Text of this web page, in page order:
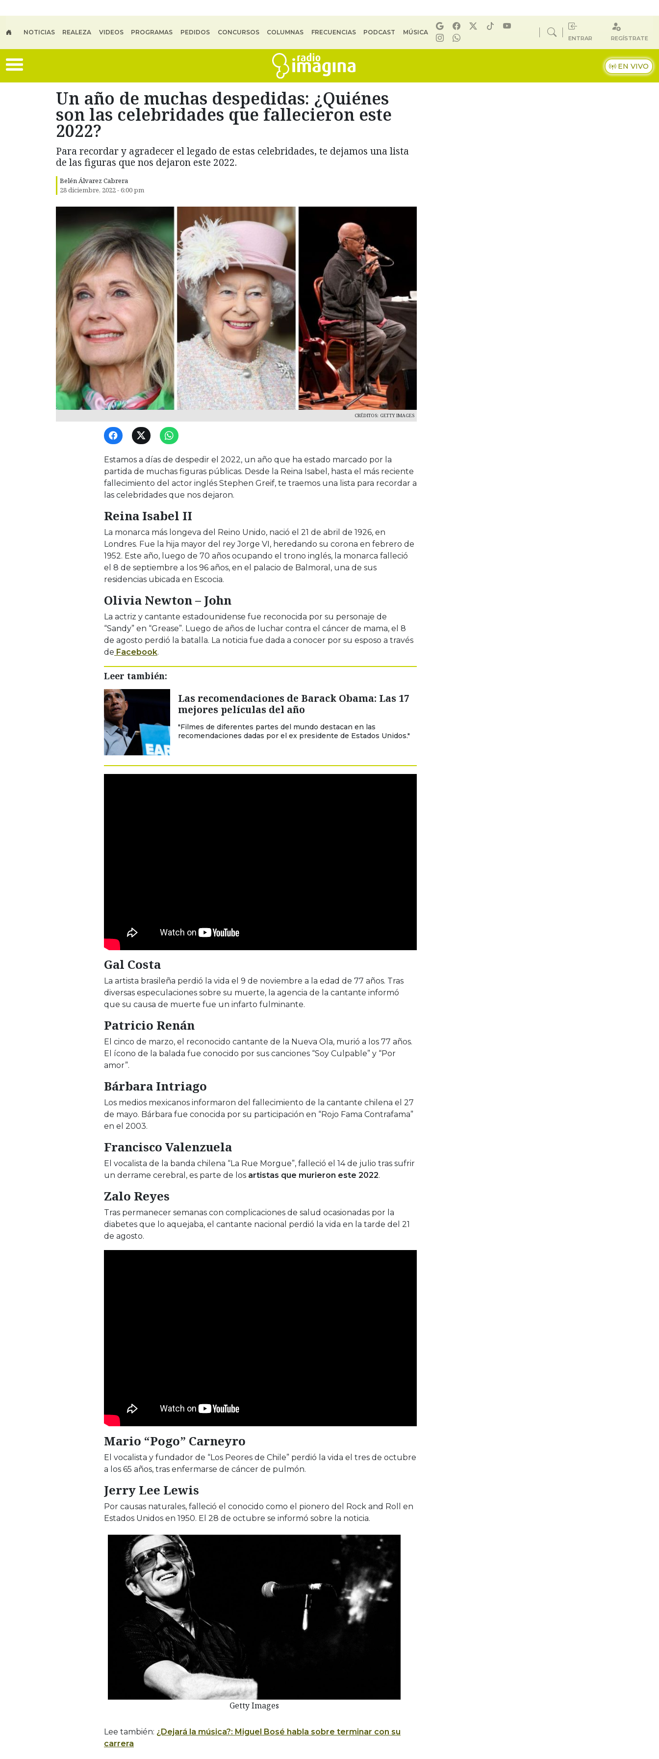
NOTICIAS REALEZA VIDEOS PROGRAMAS PEDIDOS CONCURSOS COLUMNAS FRECUENCIAS PODCAST MÚSICA
ENTRAR REGÍSTRATE
EN VIVO
Un año de muchas despedidas: ¿Quiénes
son las celebridades que fallecieron este
2022?
Para recordar y agradecer el legado de estas celebridades, te dejamos una lista
de las figuras que nos dejaron este 2022.
Belén Álvarez Cabrera
28 diciembre, 2022 - 6:00 pm
CRÉDITOS: GETTY IMAGES
Estamos a días de despedir el 2022, un año que ha estado marcado por la
partida de muchas figuras públicas. Desde la Reina Isabel, hasta el más reciente
fallecimiento del actor inglés Stephen Greif, te traemos una lista para recordar a
las celebridades que nos dejaron.
Reina Isabel II
La monarca más longeva del Reino Unido, nació el 21 de abril de 1926, en
Londres. Fue la hija mayor del rey Jorge VI, heredando su corona en febrero de
1952. Este año, luego de 70 años ocupando el trono inglés, la monarca falleció
el 8 de septiembre a los 96 años, en el palacio de Balmoral, una de sus
residencias ubicada en Escocia.
Olivia Newton – John
La actriz y cantante estadounidense fue reconocida por su personaje de
“Sandy” en “Grease”. Luego de años de luchar contra el cáncer de mama, el 8
de agosto perdió la batalla. La noticia fue dada a conocer por su esposo a través
de Facebook.
Leer también:
Las recomendaciones de Barack Obama: Las 17
mejores películas del año
"Filmes de diferentes partes del mundo destacan en las
recomendaciones dadas por el ex presidente de Estados Unidos."
Gal Costa
La artista brasileña perdió la vida el 9 de noviembre a la edad de 77 años. Tras
diversas especulaciones sobre su muerte, la agencia de la cantante informó
que su causa de muerte fue un infarto fulminante.
Patricio Renán
El cinco de marzo, el reconocido cantante de la Nueva Ola, murió a los 77 años.
El ícono de la balada fue conocido por sus canciones “Soy Culpable” y “Por
amor”.
Bárbara Intriago
Los medios mexicanos informaron del fallecimiento de la cantante chilena el 27
de mayo. Bárbara fue conocida por su participación en “Rojo Fama Contrafama”
en el 2003.
Francisco Valenzuela
El vocalista de la banda chilena “La Rue Morgue”, falleció el 14 de julio tras sufrir
un derrame cerebral, es parte de los artistas que murieron este 2022.
Zalo Reyes
Tras permanecer semanas con complicaciones de salud ocasionadas por la
diabetes que lo aquejaba, el cantante nacional perdió la vida en la tarde del 21
de agosto.
Mario “Pogo” Carneyro
El vocalista y fundador de “Los Peores de Chile” perdió la vida el tres de octubre
a los 65 años, tras enfermarse de cáncer de pulmón.
Jerry Lee Lewis
Por causas naturales, falleció el conocido como el pionero del Rock and Roll en
Estados Unidos en 1950. El 28 de octubre se informó sobre la noticia.
Getty Images
Lee también: ¿Dejará la música?: Miguel Bosé habla sobre terminar con su
carrera